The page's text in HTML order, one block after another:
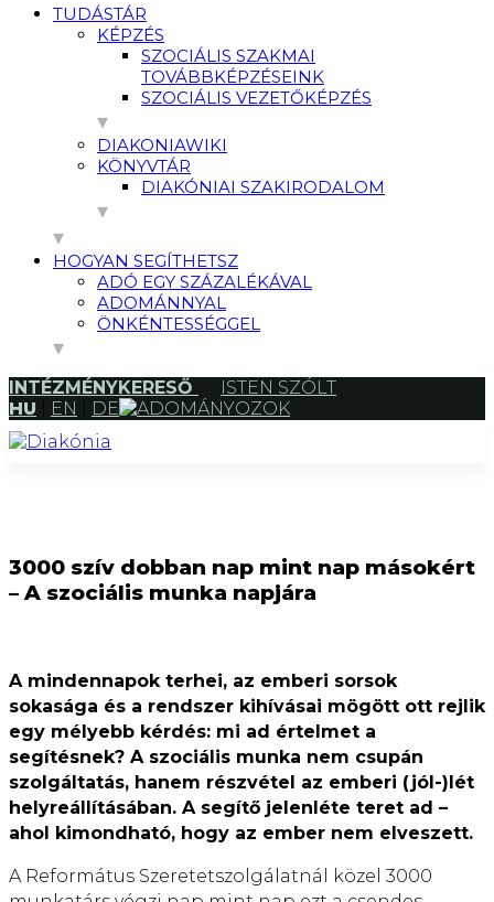
TUDÁSTÁR
KÉPZÉS
SZOCIÁLIS SZAKMAI
TOVÁBBKÉPZÉSEINK
SZOCIÁLIS VEZETŐKÉPZÉS
DIAKONIAWIKI
KÖNYVTÁR
DIAKÓNIAI SZAKIRODALOM
HOGYAN SEGÍTHETSZ
ADÓ EGY SZÁZALÉKÁVAL
ADOMÁNNYAL
ÖNKÉNTESSÉGGEL
INTÉZMÉNYKERESŐ
ISTEN SZÓLT
HU
EN DE ADOMÁNYOZOK
3000 szív dobban nap mint nap másokért
– A szociális munka napjára
A mindennapok terhei, az emberi sorsok
sokasága és a rendszer kihívásai mögött ott rejlik
egy mélyebb kérdés: mi ad értelmet a
segítésnek? A szociális munka nem csupán
szolgáltatás, hanem részvétel az emberi (jól-)lét
helyreállításában. A segítő jelenléte teret ad –
ahol kimondható, hogy az ember nem elveszett.
A Református Szeretetszolgálatnál közel 3000